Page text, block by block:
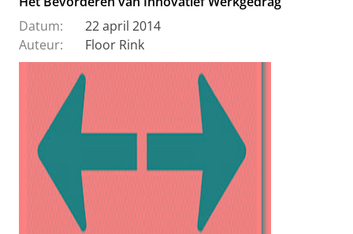
Datum:
22 april 2014
Auteur:
Floor Rink